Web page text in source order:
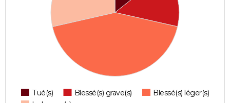
Tué(s) Blessé(s) grave(s)
Blessé(s) léger(s)